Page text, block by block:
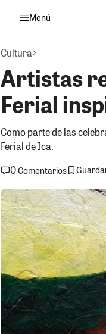
Menú
Cultura
Artistas
Ferial
Como parte de las
Ferial de Ica.
0Comentarios